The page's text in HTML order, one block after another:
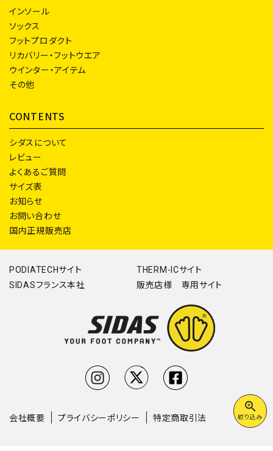
zoom_in
絞り込み
インソール
ソックス
フットプロダクト
リカバリー・フットウエア
ウインター・アイテム
その他
CONTENTS
シダスについて
レビュー
よくあるご質問
サイズ表
お知らせ
お問い合わせ
国内正規販売店
PODIATECHサイト
THERM-ICサイト
SIDASフランス本社
販売店様 専用サイト
会社概要 プライバシーポリシー 特定商取引法